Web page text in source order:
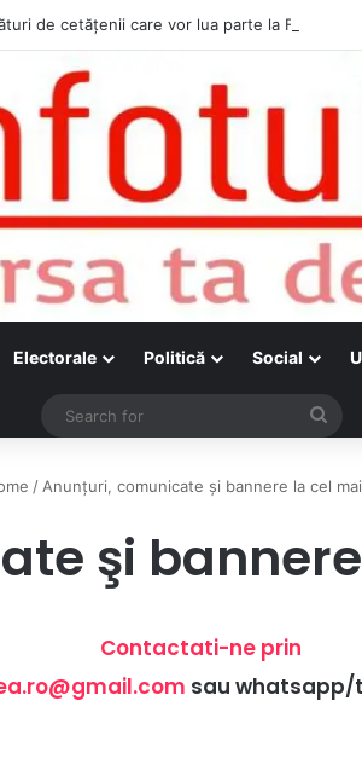
de cetățenii care vor lua parte la Festivalul
Electorale Politică Social
/ Anunţuri, comunicate şi bannere la cel
şi
Contactati-ne prin
sau whatsapp/